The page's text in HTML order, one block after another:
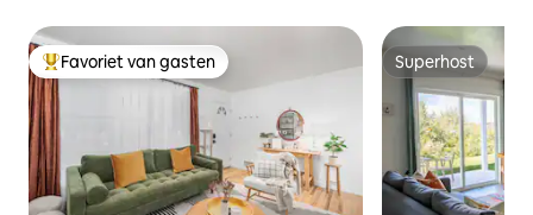
Topfavoriet van gasten
Favoriet van gasten Superhost
Superhost